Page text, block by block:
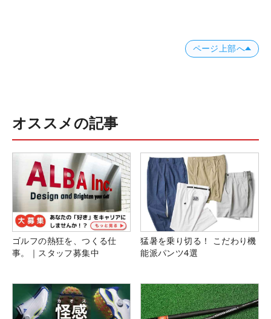
ページ上部へ
オススメの記事
ゴルフの熱狂を、つくる仕
事。｜スタッフ募集中
猛暑を乗り切る！ こだわり機
能派パンツ4選